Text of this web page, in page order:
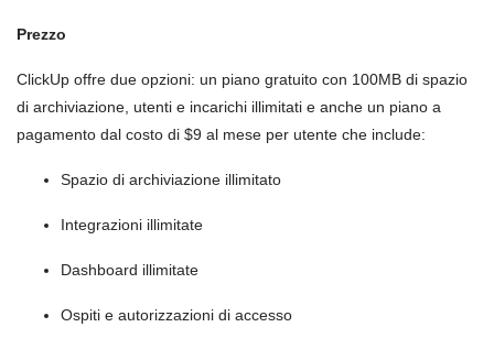
Prezzo
ClickUp offre due opzioni: un piano gratuito con 100MB di spazio
di archiviazione, utenti e incarichi illimitati e anche un piano a
pagamento dal costo di $9 al mese per utente che include:
Spazio di archiviazione illimitato
Integrazioni illimitate
Dashboard illimitate
Ospiti e autorizzazioni di accesso